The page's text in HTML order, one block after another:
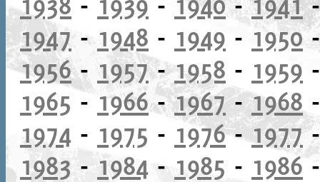
1947- 1948 - 1949 - 1950
1956- 1957-1958 - 1959
1965 - 1966-1967-1968
1974 - 1975 - 1976-1977
1983 -1984 - 1985 - 1986